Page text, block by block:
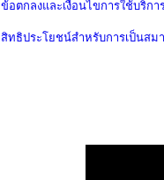
ข้อตกลงและเงื่อนไขการใช้บริกา
สิทธิประโยชน์สำหรับการเป็นสม